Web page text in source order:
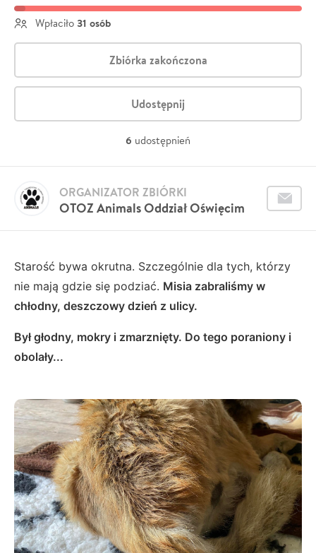
Wpłaciło 31 osób
Zbiórka zakończona
Udostępnij
6 udostępnień
OTOZ Animals Oddział Oświęcim
ORGANIZATOR ZBIÓRKI
Starość bywa okrutna. Szczególnie dla tych, którzy
nie mają gdzie się podziać. Misia zabraliśmy w
chłodny, deszczowy dzień z ulicy.
Był głodny, mokry i zmarznięty. Do tego poraniony i
obolały...